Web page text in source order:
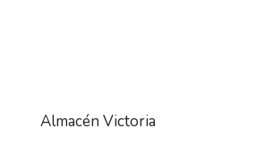
Almacén Victoria